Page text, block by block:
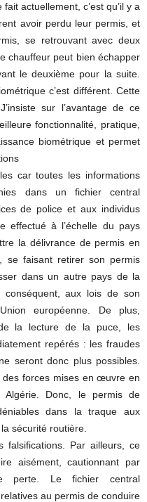
actuellement, c’est qu’il y a
avoir perdu leur permis, et
se retrouvant avec deux
chauffeur peut bien échapper
le deuxième pour la suite.
c’est différent. Cette
sur l’avantage de ce
fonctionnalité, pratique,
biométrique et permet
car toutes les informations
dans un fichier central
de police et aux individus
effectué à l’échelle du pays
la délivrance de permis en
se faisant retirer son permis
dans un autre pays de la
conséquent, aux lois de son
européenne. De plus,
la lecture de la puce, les
repérés : les fraudes
seront donc plus possibles.
des forces mises en œuvre en
Donc, le permis de
dans la traque aux
sécurité routière.
falsifications. Par ailleurs, ce
aisément, cautionnant par
perte. Le fichier central
au permis de conduire